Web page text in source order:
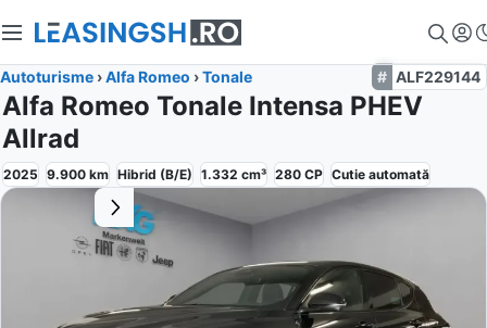
Autoturisme ›Alfa Romeo ›Tonale ALF229144
Alfa Romeo Tonale Intensa PHEV
Allrad
2025 9.900 km Hibrid (B/E) 1.332 cm³ 280 CP Cutie automată